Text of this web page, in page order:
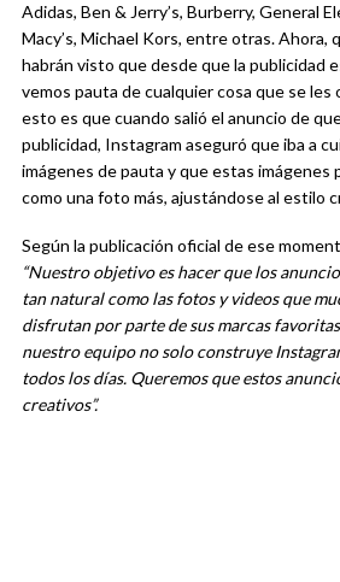
Adidas, Ben & Jerry’s, Burberry, General
Macy’s, Michael Kors, entre otras. Ahora,
habrán visto que desde que la publicidad
vemos pauta de cualquier cosa que se les
esto es que cuando salió el anuncio de
publicidad, Instagram aseguró que iba a
imágenes de pauta y que estas imágenes
como una foto más, ajustándose al estilo
Según la publicación oficial de ese
“Nuestro objetivo es hacer que los
tan natural como las fotos y videos que
disfrutan por parte de sus marcas
nuestro equipo no solo construye
todos los días. Queremos que estos
creativos”.